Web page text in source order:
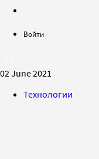
Войти
02 June 2021
Технологии